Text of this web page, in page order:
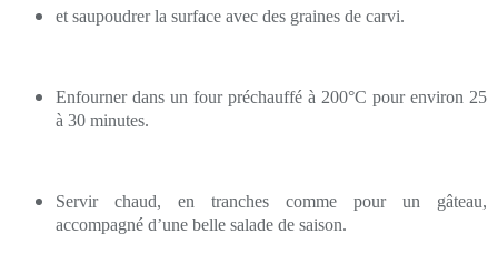
et saupoudrer la surface avec des graines de carvi.
Enfourner dans un four préchauffé à 200°C pour environ 25
à 30 minutes.
Servir chaud, en tranches comme pour un gâteau,
accompagné d’une belle salade de saison.